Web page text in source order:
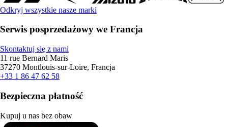
Odkryj wszystkie nasze marki
Serwis posprzedażowy we Francja
Skontaktuj się z nami
11 rue Bernard Maris
37270 Montlouis-sur-Loire, Francja
+33 1 86 47 62 58
Bezpieczna płatność
Kupuj u nas bez obaw